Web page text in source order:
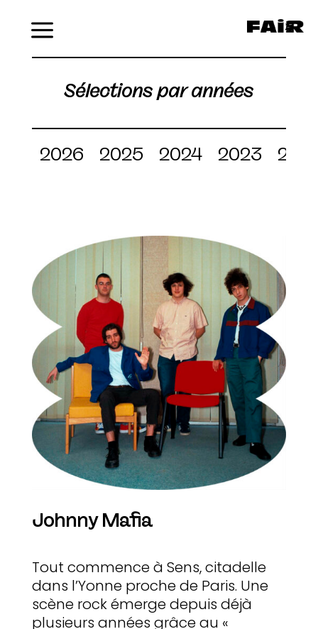
Sélections par années
2026 2025 2024 2023
Johnny Mafia
Tout commence à Sens, citadelle
dans l’Yonne proche de Paris. Une
scène rock émerge depuis déjà
plusieurs années grâce au «